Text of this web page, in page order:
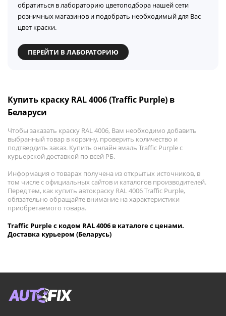
обратиться в лабораторию цветоподбора нашей сети
розничных магазинов и подобрать необходимый для Вас
цвет краски.
ПЕРЕЙТИ В ЛАБОРАТОРИЮ
Купить краску RAL 4006 (Traffic Purple) в
Беларуси
Чтобы заказать краску RAL 4006, Вам необходимо добавить
выбранный товар в корзину, проверить количество и
подтвердить заказ. Купить онлайн эмаль Traffic Purple с
курьерской доставкой по всей РБ.
Информация о товарах получена из открытых источников, в
том числе с официальных сайтов и каталогов производителей.
Перед тем, как купить автокраску RAL 4006 Traffic Purple,
обязательно обращайте внимание на характеристики
приобретаемого товара.
Traffic Purple с кодом RAL 4006 в каталоге с ценами.
Доставка курьером (Беларусь)